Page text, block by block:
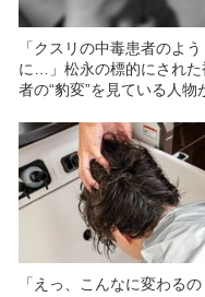
「クスリの中毒患者のよう
に…」松永の標的にされた
者の“豹変”を見ている人物
「えっ、こんなに変わるの